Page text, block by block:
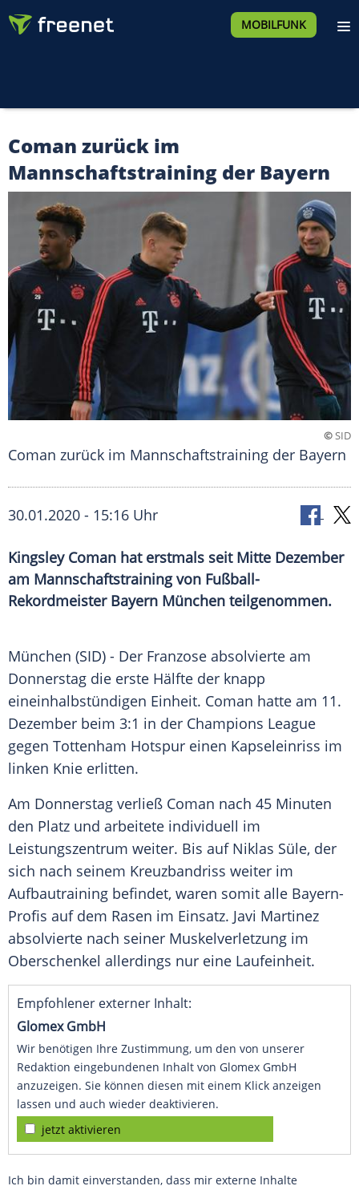
MOBILFUNK
Coman zurück im
Mannschaftstraining der Bayern
©SID
Coman zurück im Mannschaftstraining der Bayern
30.01.2020 - 15:16 Uhr
Kingsley Coman hat erstmals seit Mitte Dezember
am Mannschaftstraining von Fußball-
Rekordmeister Bayern München teilgenommen.
München (SID) - Der Franzose absolvierte am
Donnerstag die erste Hälfte der knapp
eineinhalbstündigen Einheit. Coman hatte am 11.
Dezember beim 3:1 in der Champions League
gegen Tottenham Hotspur einen Kapseleinriss im
linken Knie erlitten.
Am Donnerstag verließ Coman nach 45 Minuten
den Platz und arbeitete individuell im
Leistungszentrum weiter. Bis auf Niklas Süle, der
sich nach seinem Kreuzbandriss weiter im
Aufbautraining befindet, waren somit alle Bayern-
Profis auf dem Rasen im Einsatz. Javi Martinez
absolvierte nach seiner Muskelverletzung im
Oberschenkel allerdings nur eine Laufeinheit.
Empfohlener externer Inhalt:
Glomex GmbH
Wir benötigen Ihre Zustimmung, um den von unserer
Redaktion eingebundenen Inhalt von Glomex GmbH
anzuzeigen. Sie können diesen mit einem Klick anzeigen
lassen und auch wieder deaktivieren.
jetzt aktivieren
Ich bin damit einverstanden, dass mir externe Inhalte